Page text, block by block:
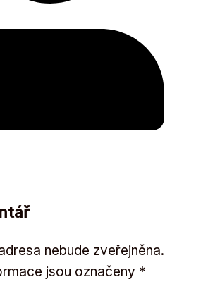
nebude zveřejněna.
jsou označeny *